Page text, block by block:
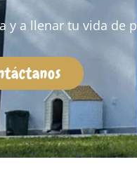
a llenar tu vida de